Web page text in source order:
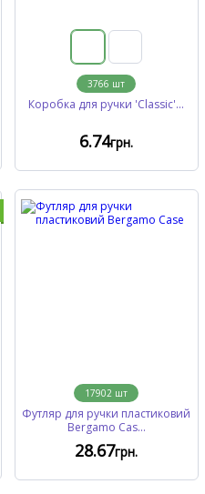
3766 шт
Коробка для ручки 'Classic'...
6.74грн.
17902 шт
Футляр для ручки пластиковий
Bergamo Cas...
28.67грн.